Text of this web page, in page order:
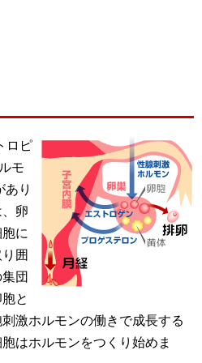
ロピ
モ
あり
卵
に
囲
団
と
激ホルモンの働きで成長する
はホルモンをつくり始めま